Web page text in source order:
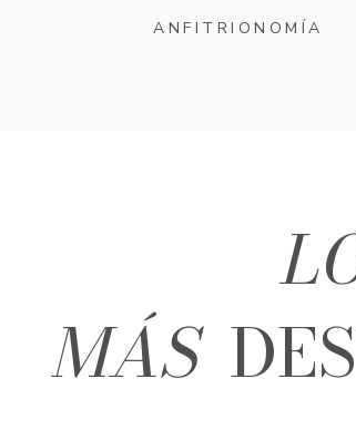
ANFITRIONOMÍA
MÁS